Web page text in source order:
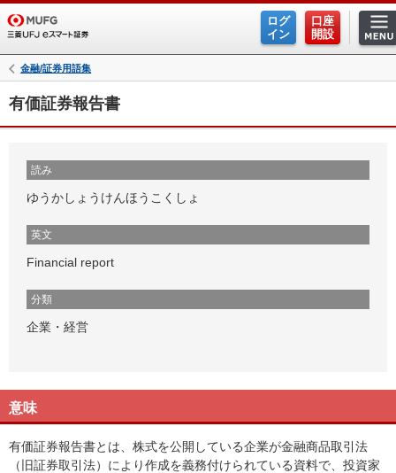
ログ
イン
口座
開設
金融/証券用語集
有価証券報告書
読み
ゆうかしょうけんほうこくしょ
英文
Financial report
分類
企業・経営
意味
有価証券報告書とは、株式を公開している企業が金融商品取引法
（旧証券取引法）により作成を義務付けられている資料で、投資家